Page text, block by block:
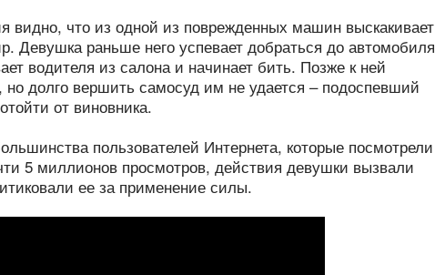
видно, что из одной из поврежденных машин выскакивает
Девушка раньше него успевает добраться до автомобиля
водителя из салона и начинает бить. Позже к ней
но долго вершить самосуд им не удается – подоспевший
от виновника.
пользователей Интернета, которые посмотрели
5 миллионов просмотров, действия девушки вызвали
ее за применение силы.